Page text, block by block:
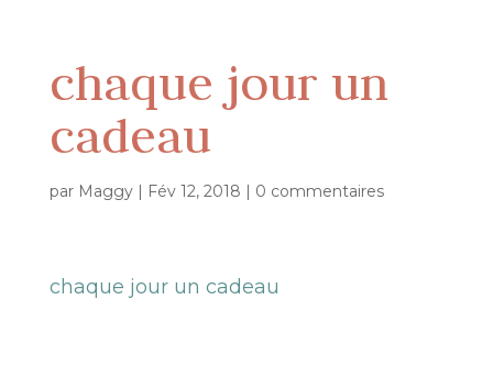
chaque jour un
cadeau
par Maggy| Fév 12, 2018 | 0 commentaires
chaque jour un cadeau